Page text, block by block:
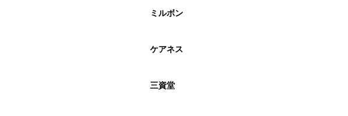
ミルボン
ケアネス
三資堂